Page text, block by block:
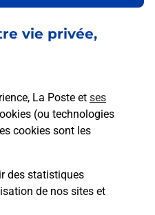
vie privée,
La Poste et ses
(ou technologies
cookies sont les
des statistiques
de nos sites et